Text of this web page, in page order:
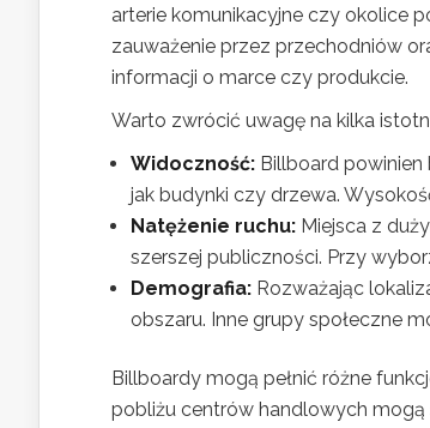
arterie komunikacyjne czy okolice
zauważenie przez przechodniów
informacji o marce czy produkcie.
Warto zwrócić uwagę na kilka
Widoczność: Billboard powinien
jak budynki czy drzewa.
Natężenie ruchu: Miejsca z
szerszej publiczności. Przy
Demografia: Rozważając
obszaru. Inne grupy społeczne
Billboardy mogą pełnić różne
pobliżu centrów handlowych mogą